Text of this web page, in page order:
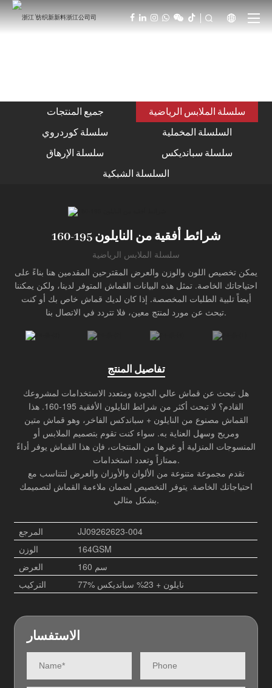
  
المنتج
مبتكر في الصناعة
جميع المنتجات
سلسلة الملابس الرياضية
سلسلة كوردروي
السلسلة المخملية
سلسلة الإرهاق
سلسلة سبانديكس
السلسلة الشبكية
شرائط أفقية من النايلون 195-160
سلسلة الملابس الرياضية
يمكن تخصيص اللون والوزن والعرض المقترحين المقدمين هنا بناءً على
احتياجاتك الخاصة. تمثل هذه البيانات القماش المتوفر لدينا، ولكن يمكننا
أيضاً تلبية الطلبات المخصصة. إذا كان لديك قماش خاص بك أو كنت
تبحث عن مورد لمنتج معين، فلا تتردد في الاتصال بنا.
تفاصيل المنتج
هل تبحث عن قماش عالي الجودة ومتعدد الاستخدامات لمشروعك
القادم؟ لا تبحث أكثر من شرائط النايلون الأفقية 195-160. هذا
القماش مصنوع من النايلون + سباندكس الفاخر، وهو قماش متين
ومريح وسهل العناية به. سواء كنت تقوم بتصميم الملابس أو
المنسوجات المنزلية أو غيرها من المنتجات، فإن هذا القماش يوفر أداءً
ممتازاً وتعدد استخدامات.
نقدم مجموعة متنوعة من الألوان والأوزان والعرض لتتناسب مع
احتياجاتك الخاصة. يتوفر التخصيص لضمان ملاءمة القماش لتصميمك
بشكل مثالي.
المرجع
JJ09262623-004
الوزن
164GSM
العرض
160 سم
التركيب
77% نايلون + 23% سبانديكس
الاستفسار